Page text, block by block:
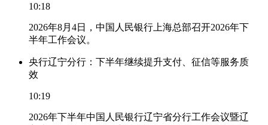
10:18
2026年8月4日，中国人民银行上海总部召开2026年下
半年工作会议。
央行辽宁分行：下半年继续提升支付、征信等服务质
效
10:19
2026年下半年中国人民银行辽宁省分行工作会议暨辽